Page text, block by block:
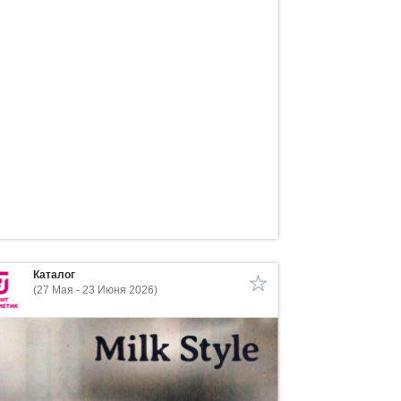
Каталог
(27 Мая - 23 Июня 2026)